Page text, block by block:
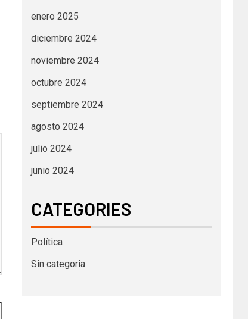
enero 2025
diciembre 2024
noviembre 2024
octubre 2024
septiembre 2024
agosto 2024
julio 2024
junio 2024
CATEGORIES
Política
Sin categoria